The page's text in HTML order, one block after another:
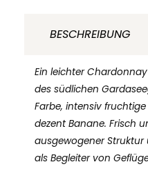
BESCHREIBUNG
Ein leichter
des südlichen
Farbe, intensiv
dezent Banane. Frisch
ausgewogener
als Begleiter von